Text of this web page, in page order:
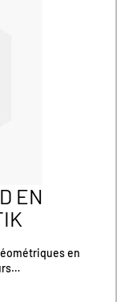
EN
en